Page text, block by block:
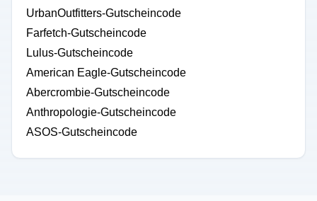
UrbanOutfitters-Gutscheincode
Farfetch-Gutscheincode
Lulus-Gutscheincode
American Eagle-Gutscheincode
Abercrombie-Gutscheincode
Anthropologie-Gutscheincode
ASOS-Gutscheincode